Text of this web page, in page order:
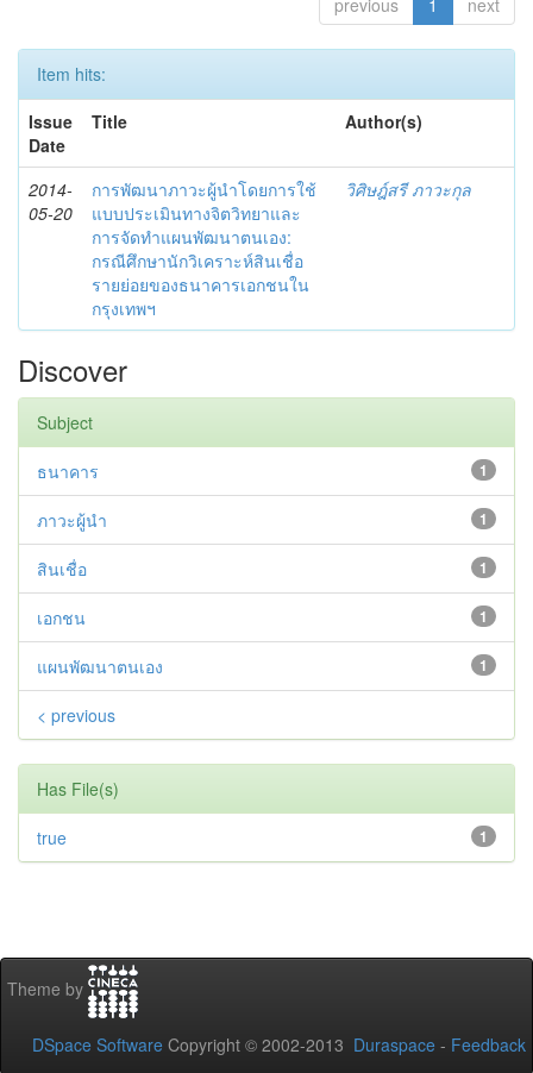
previous 1 next
Item hits:
Issue
Date
Title Author(s)
2014-
05-20
การพัฒนาภาวะผู้นำโดยการใช้
แบบประเมินทางจิตวิทยาและ
การจัดทำแผนพัฒนาตนเอง:
กรณีศึกษานักวิเคราะห์สินเชื่อ
รายย่อยของธนาคารเอกชนใน
กรุงเทพฯ
วิศิษฎ์สรี ภาวะกุล
Discover
Subject
1
ธนาคาร
1
ภาวะผู้นำ
1
สินเชื่อ
1
เอกชน
1
แผนพัฒนาตนเอง
< previous
Has File(s)
1
true
Theme by
DSpace Software Copyright © 2002-2013 Duraspace - Feedback